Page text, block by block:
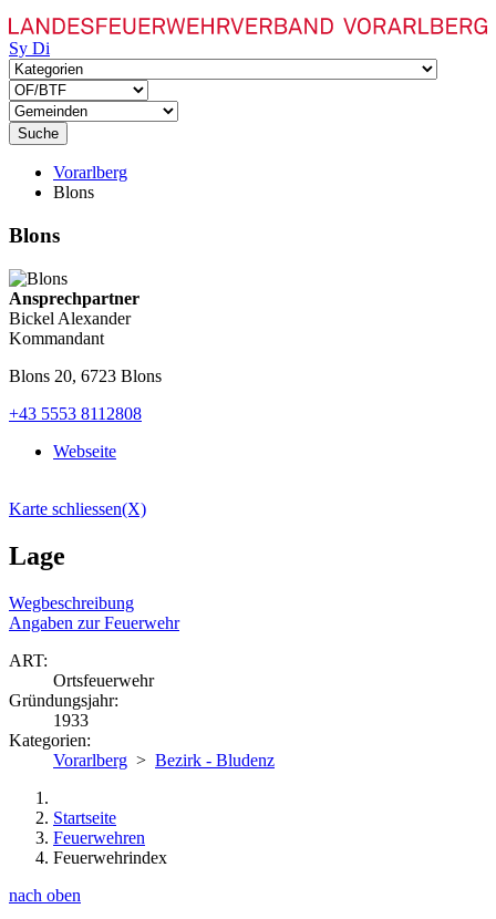
Sy Di
Suche
Vorarlberg
Blons
Blons
Ansprechpartner
Bickel Alexander
Kommandant
Blons 20, 6723 Blons
+43 5553 8112808
Webseite
Karte schliessen(X)
Lage
Wegbeschreibung
Angaben zur Feuerwehr
ART:
Ortsfeuerwehr
Gründungsjahr:
1933
Kategorien:
Vorarlberg > Bezirk - Bludenz
Startseite
Feuerwehren
Feuerwehrindex
nach oben